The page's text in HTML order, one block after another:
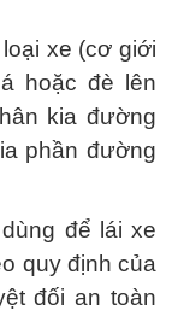
xe (cơ giới
hoặc đè lên
kia đường
phần đường
để lái xe
quy định của
đối an toàn